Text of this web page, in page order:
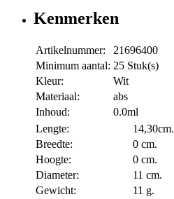
Kenmerken
Artikelnummer:
21696400
Minimum aantal: 25 Stuk(s)
Kleur:
Wit
Materiaal:
abs
Inhoud:
0.0ml
Lengte:
14,30cm.
Breedte:
0 cm.
Hoogte:
0 cm.
Diameter:
11 cm.
Gewicht:
11 g.